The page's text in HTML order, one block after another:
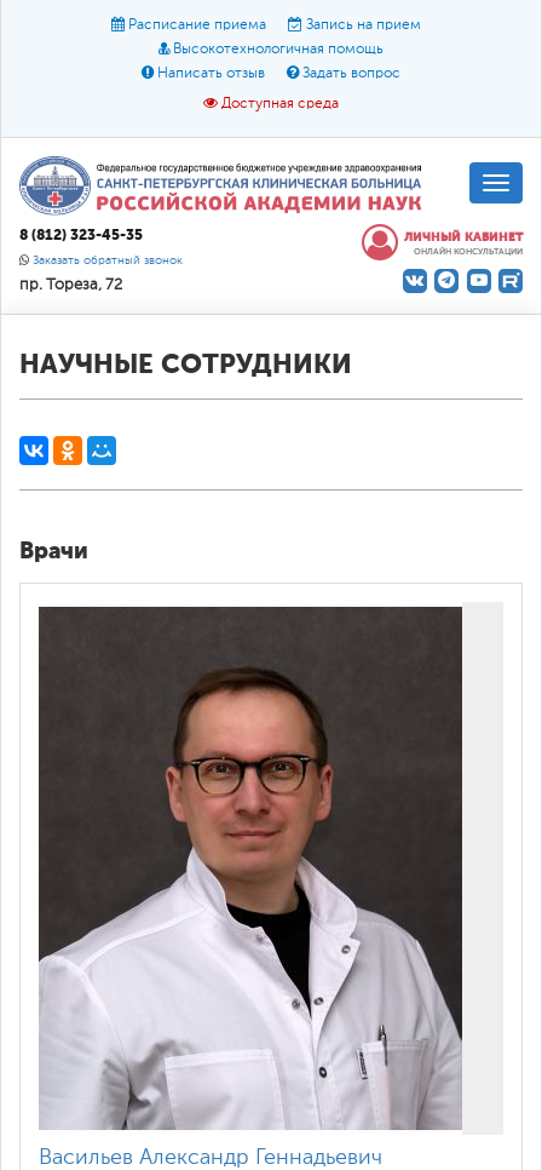
Расписание приема
Запись на прием
Высокотехнологичная помощь
Написать отзыв
Задать вопрос
Доступная среда
Размер шрифта: A A A
Цвет:
О доступной среде
8 (812) 323-45-35
Заказать обратный звонок
пр. Тореза, 72
ЛИЧНЫЙ КАБИНЕТ
ОНЛАЙН КОНСУЛЬТАЦИИ
НАУЧНЫЕ СОТРУДНИКИ
Врачи
Васильев Александр Геннадьевич